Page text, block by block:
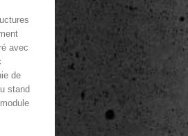
avec
de
stand